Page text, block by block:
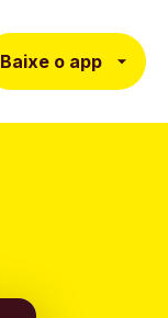
Baixe o app